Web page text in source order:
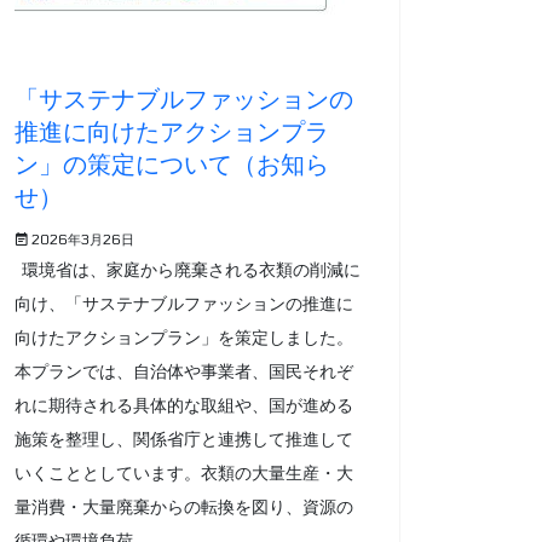
「サステナブルファッションの
推進に向けたアクションプラ
ン」の策定について（お知ら
せ）
2026年3月26日
環境省は、家庭から廃棄される衣類の削減に
向け、「サステナブルファッションの推進に
向けたアクションプラン」を策定しました。
本プランでは、自治体や事業者、国民それぞ
れに期待される具体的な取組や、国が進める
施策を整理し、関係省庁と連携して推進して
いくこととしています。衣類の大量生産・大
量消費・大量廃棄からの転換を図り、資源の